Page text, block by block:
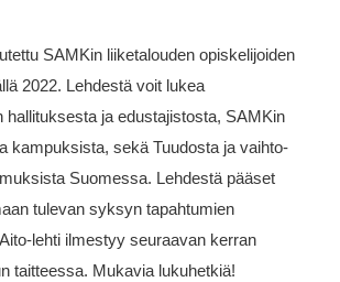
SAMKin liiketalouden opiskelijoiden
2022. Lehdestä voit lukea
hallituksesta ja edustajistosta, SAMKin
kampuksista, sekä Tuudosta ja vaihto-
Suomessa. Lehdestä pääset
tulevan syksyn tapahtumien
lehti ilmestyy seuraavan kerran
taitteessa. Mukavia lukuhetkiä!